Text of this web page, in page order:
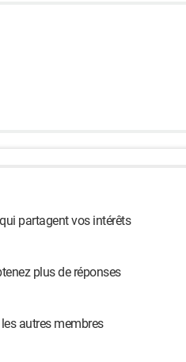
partagent vos intérêts
plus de réponses
autres membres